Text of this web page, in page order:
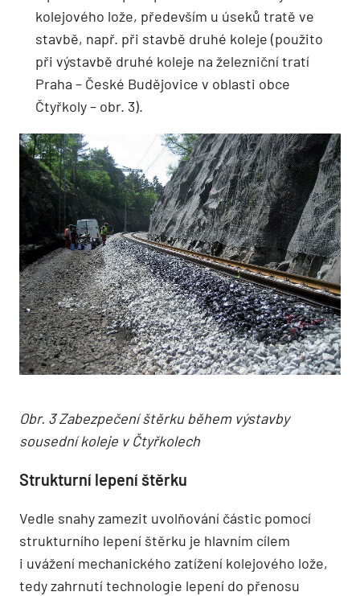
kolejového lože, především u úseků tratě ve
stavbě, např. při stavbě druhé koleje (použito
při výstavbě druhé koleje na železniční tratí
Praha – České Budějovice v oblasti obce
Čtyřkoly – obr. 3).
Obr. 3 Zabezpečení štěrku během výstavby
sousední koleje v Čtyřkolech
Strukturní lepení štěrku
Vedle snahy zamezit uvolňování částic pomocí
strukturního lepení štěrku je hlavním cílem
i uvážení mechanického zatížení kolejového lože,
tedy zahrnutí technologie lepení do přenosu